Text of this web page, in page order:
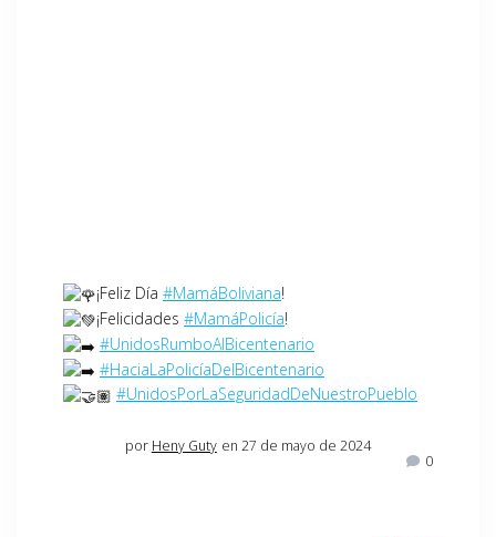
¡Feliz Día #MamáBoliviana!
¡Felicidades #MamáPolicía!
#UnidosRumboAlBicentenario
#HaciaLaPolicíaDelBicentenario
#UnidosPorLaSeguridadDeNuestroPueblo
por Heny Guty en 27 de mayo de 2024
0